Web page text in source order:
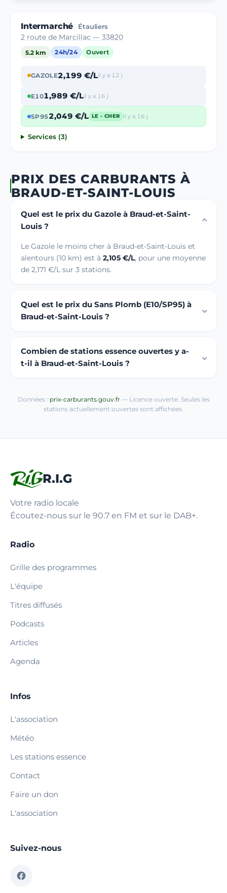
Intermarché Étauliers
2 route de Marcillac — 33820
5.2 km 24h/24 Ouvert
GAZOLE2,199 €/Lil y a 12 j
E101,989 €/Lil y a 16 j
SP952,049 €/L LE - CHER il y a 16 j
Services (3)
PRIX DES CARBURANTS À
BRAUD-ET-SAINT-LOUIS
Quel est le prix du Gazole à Braud-et-Saint-
Louis ?
Le Gazole le moins cher à Braud-et-Saint-Louis et
alentours (10 km) est à 2,105 €/L, pour une moyenne
de 2,171 €/L sur 3 stations.
Quel est le prix du Sans Plomb (E10/SP95) à
Braud-et-Saint-Louis ?
Combien de stations essence ouvertes y a-
t-il à Braud-et-Saint-Louis ?
Données : prix-carburants.gouv.fr— Licence ouverte. Seules les
stations actuellement ouvertes sont affichées.
R.I.G
Votre radio locale
Écoutez-nous sur le 90.7 en FM et sur le DAB+.
Radio
Grille des programmes
L'équipe
Titres diffusés
Podcasts
Articles
Agenda
Infos
L'association
Météo
Les stations essence
Contact
Faire un don
L'association
Suivez-nous